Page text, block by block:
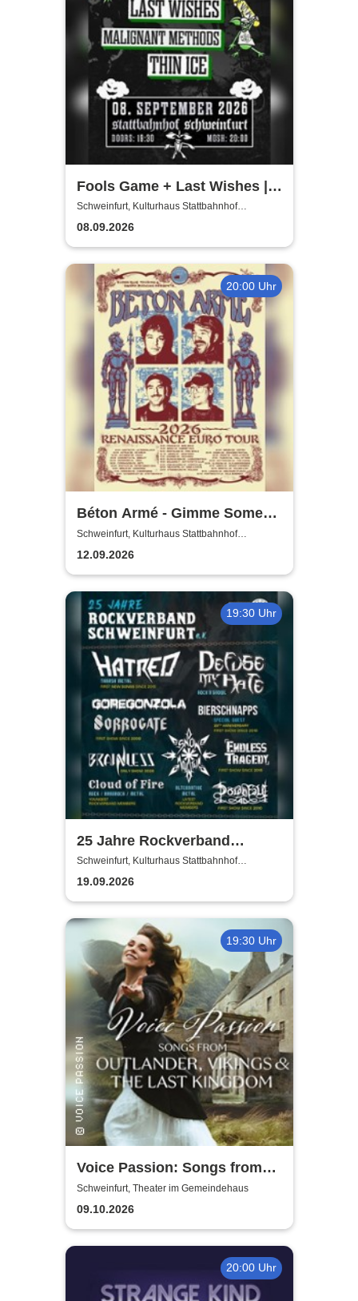
Fools Game + Last Wishes |
Gimme Some Action presents
Schweinfurt, Kulturhaus Stattbahnhof
Schweinfurt
08.09.2026
20:00 Uhr
Béton Armé - Gimme Some
Action presents
Schweinfurt, Kulturhaus Stattbahnhof
Schweinfurt
12.09.2026
19:30 Uhr
25 Jahre Rockverband
Schweinfurt e.V.
Schweinfurt, Kulturhaus Stattbahnhof
Schweinfurt
19.09.2026
19:30 Uhr
Voice Passion: Songs from
Outlander, Vikings & The Last
Kingdom
Schweinfurt, Theater im Gemeindehaus
09.10.2026
20:00 Uhr